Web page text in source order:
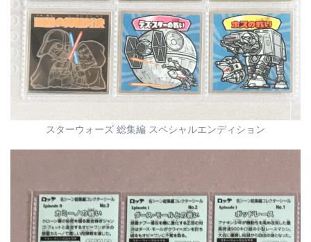
スターウォーズ 総集編 スペシャルエンディション